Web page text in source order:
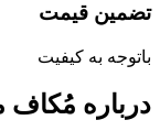
تضمین قیمت
باتوجه به کیفیت
درباره مُکاف